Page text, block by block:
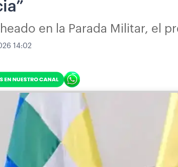
en la Parada Militar, el
14:02